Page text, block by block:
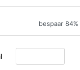
bespaar 84%